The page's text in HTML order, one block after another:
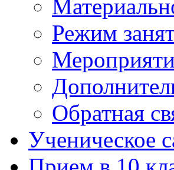
Режим
Обратная
Ученическое